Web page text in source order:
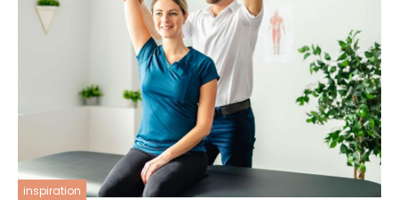
inspiration